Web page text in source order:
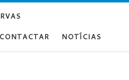
CONTACTAR NOTÍCIAS